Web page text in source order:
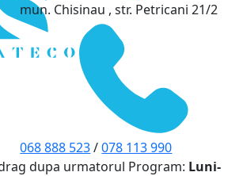
mun. Chisinau , str. Petricani 21/2
068 888 523/078 113 990
dupa urmatorul Program: Luni-